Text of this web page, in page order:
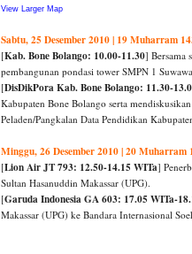
View Larger Map
Sabtu, 25 Desember 2010 | 19 Muharram
[Kab. Bone Bolango: 10.00-11.30] Bersama
pembangunan pondasi tower SMPN 1
[DisDikPora Kab. Bone Bolango: 11.30-
Kabupaten Bone Bolango serta
Peladen/Pangkalan Data Pendidikan
Minggu, 26 Desember 2010 | 20 Muharram
[Lion Air JT 793: 12.50-14.15 WITa]
Sultan Hasanuddin Makassar (UPG).
[Garuda Indonesia GA 603: 17.05 WITa-
Makassar (UPG) ke Bandara Internasional